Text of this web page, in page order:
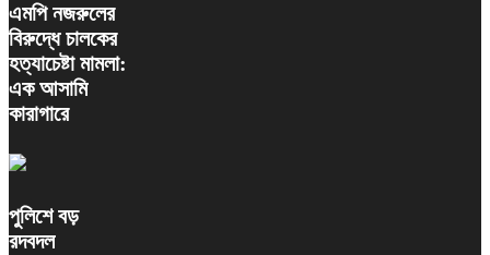
এমপি নজরুলের
বিরুদ্ধে চালকের
হত্যাচেষ্টা মামলা:
এক আসামি
কারাগারে
পুলিশে বড়
রদবদল